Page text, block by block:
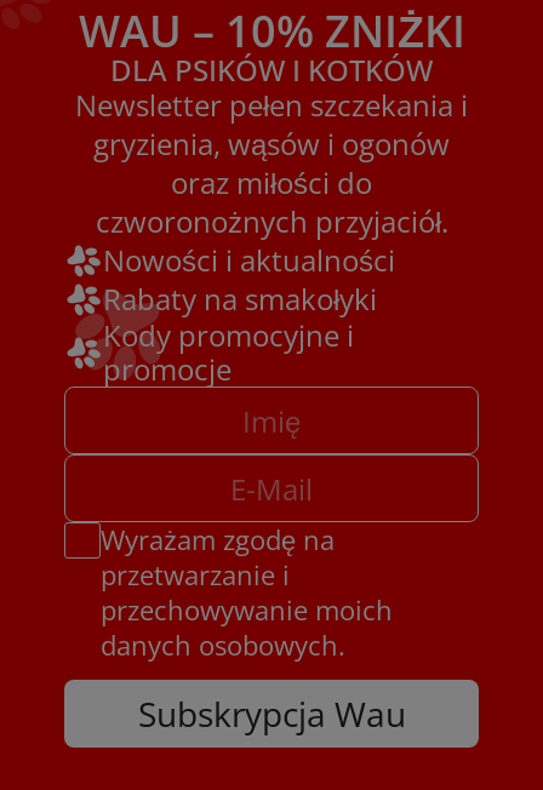
WAU – 10% ZNIŻKI
DLA PSIKÓW I KOTKÓW
Newsletter pełen szczekania i
gryzienia, wąsów i ogonów
oraz miłości do
czworonożnych przyjaciół.
Nowości i aktualności
Rabaty na smakołyki
Kody promocyjne i
promocje
Subskrypcja Wau
Wyrażam zgodę na
przetwarzanie i
przechowywanie moich
danych osobowych.